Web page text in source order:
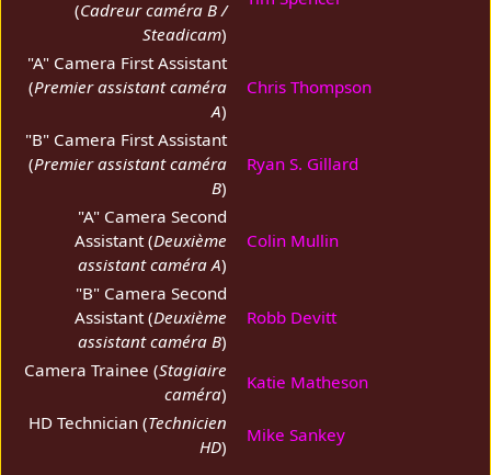
(Cadreur caméra B /
Steadicam)
"A" Camera First Assistant
(Premier assistant caméra
A)
Chris Thompson
"B" Camera First Assistant
(Premier assistant caméra
B)
Ryan S. Gillard
"A" Camera Second
Assistant (Deuxième
assistant caméra A)
Colin Mullin
"B" Camera Second
Assistant (Deuxième
assistant caméra B)
Robb Devitt
Camera Trainee (Stagiaire
caméra)
Katie Matheson
HD Technician (Technicien
HD)
Mike Sankey